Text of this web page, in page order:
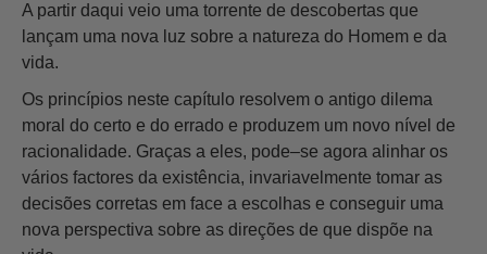
A partir daqui veio uma torrente de descobertas que
lançam uma nova luz sobre a natureza do Homem e da
vida.
Os princípios neste capítulo resolvem o antigo dilema
moral do certo e do errado e produzem um novo nível de
racionalidade. Graças a eles, pode–se agora alinhar os
vários factores da existência, invariavelmente tomar as
decisões corretas em face a escolhas e conseguir uma
nova perspectiva sobre as direções de que dispõe na